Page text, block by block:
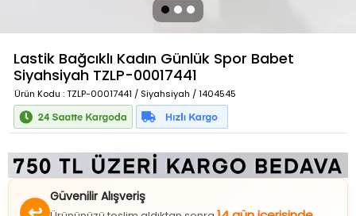
Lastik Bağcıklı Kadın Günlük Spor Babet
Siyahsiyah TZLP-00017441
Ürün Kodu : TZLP-00017441 / Siyahsiyah / 1404545
Güvenilir Alışveriş